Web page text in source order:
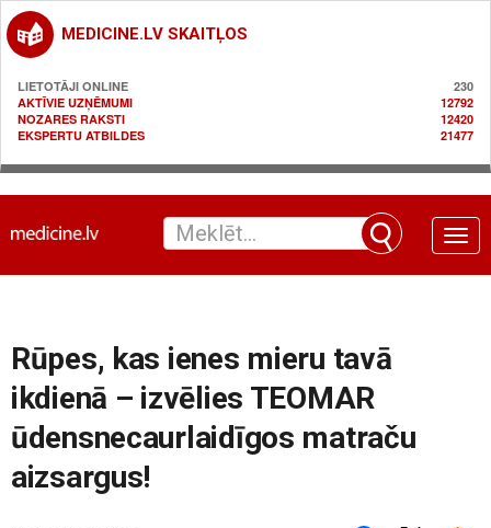
MEDICINE.LV SKAITĻOS
LIETOTĀJI ONLINE
230
AKTĪVIE UZŅĒMUMI
12792
NOZARES RAKSTI
12420
EKSPERTU ATBILDES
21477
Toggle
Rūpes, kas ienes mieru tavā
ikdienā – izvēlies TEOMAR
ūdensnecaurlaidīgos matraču
aizsargus!